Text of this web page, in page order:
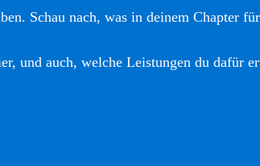
Schau nach, was in deinem Chapter
und auch, welche Leistungen du dafür